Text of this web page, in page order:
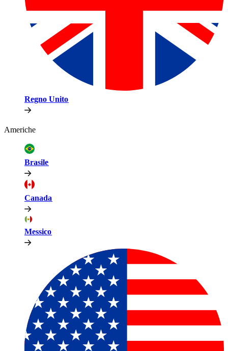
Regno Unito​​
Americhe​​
Brasile​​
Canada​​
Messico​​